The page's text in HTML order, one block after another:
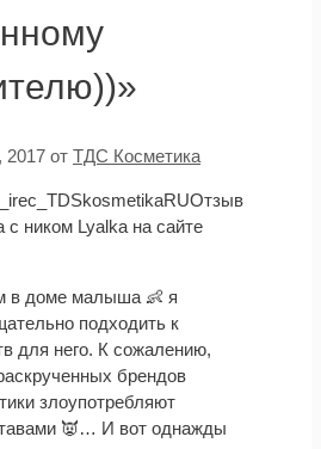
2017 от ТДС Косметика
Отзыв
с ником Lyalka на сайте
в доме малыша 👶 я
подходить к
для него. К сожалению,
брендов
злоупотребляют
👿… И вот однажды